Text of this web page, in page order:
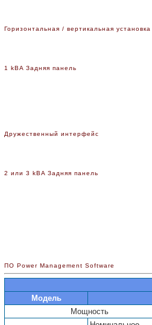
Горизонтальная / вертикальная установка
1 kBA Задняя панель
Дружественный интерфейс
2 или 3 kBA Задняя панель
ПО Power Management Software
Модель
Мощность